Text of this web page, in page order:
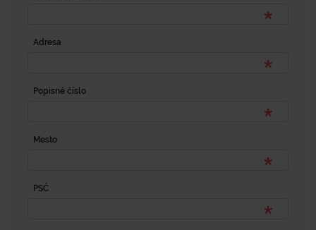
Adresa
Popisné číslo
Mesto
PSČ